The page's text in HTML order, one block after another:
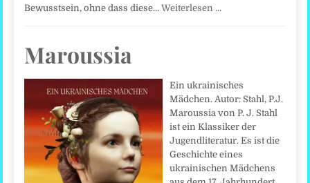
Bewusstsein, ohne dass diese…Weiterlesen …
Maroussia
Ein ukrainisches
Mädchen. Autor: Stahl, P.J.
Maroussia von P. J. Stahl
ist ein Klassiker der
Jugendliteratur. Es ist die
Geschichte eines
ukrainischen Mädchens